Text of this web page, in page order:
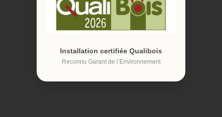
Installation certifiée Qualibois
Reconnu Garant de l’Environnement